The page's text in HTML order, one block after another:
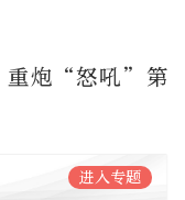
重炮“怒吼”第
进入专题